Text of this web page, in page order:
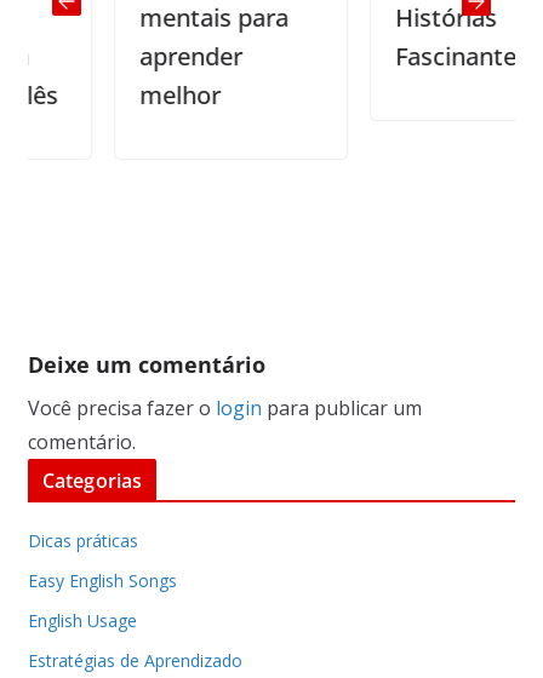
mentais para
aprender
melhor
Histórias
Fascinantes
Deixe um comentário
Você precisa fazer o login para publicar um
comentário.
Categorias
Dicas práticas
Easy English Songs
English Usage
Estratégias de Aprendizado